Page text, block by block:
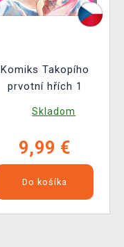
Komiks Takopího
prvotní hřích 1
Skladom
9,99 €
Do košíka